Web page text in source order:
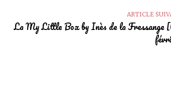
ARTICLE
La My Little Box by Inès de la Fressange